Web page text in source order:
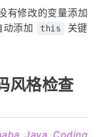
有修改的变量添加
动添加 this
关键
风格检查